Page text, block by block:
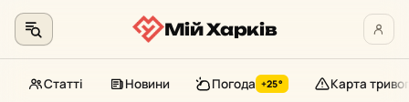
Мій Харків
Статті Новини Погода +25° Карта тривог